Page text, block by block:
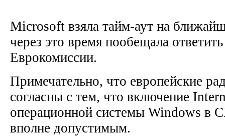
Microsoft взяла тайм-аут на
через это время пообещала
Еврокомиссии.
Примечательно, что европейские
согласны с тем, что включение
операционной системы Windows в
вполне допустимым.